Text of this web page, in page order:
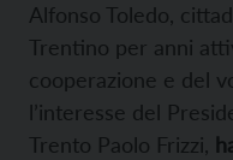
Alfonso Toledo,
Trentino per anni
cooperazione e del
l’interesse del
Trento Paolo Frizzi,